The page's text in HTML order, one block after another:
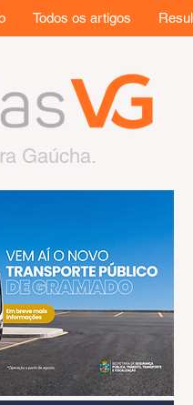
Todos os artigos
Gaúcha.